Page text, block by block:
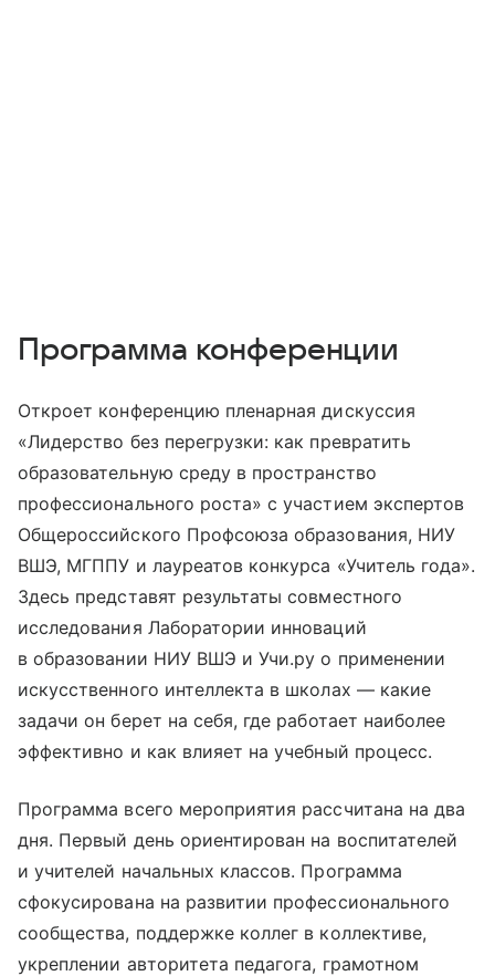
Программа конференции
Откроет конференцию пленарная дискуссия
«Лидерство без перегрузки: как превратить
образовательную среду в пространство
профессионального роста» с участием экспертов
Общероссийского Профсоюза образования, НИУ
ВШЭ, МГППУ и лауреатов конкурса «Учитель года».
Здесь представят результаты совместного
исследования Лаборатории инноваций
в образовании НИУ ВШЭ и Учи.ру о применении
искусственного интеллекта в школах — какие
задачи он берет на себя, где работает наиболее
эффективно и как влияет на учебный процесс.
Программа всего мероприятия рассчитана на два
дня. Первый день ориентирован на воспитателей
и учителей начальных классов. Программа
сфокусирована на развитии профессионального
сообщества, поддержке коллег в коллективе,
укреплении авторитета педагога, грамотном